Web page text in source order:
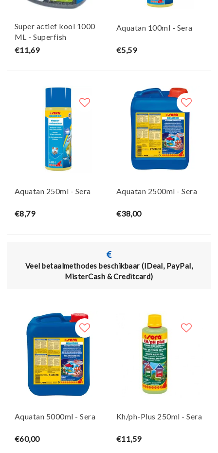
Super actief kool 1000
ML - Superfish
€11,69
Aquatan 100ml - Sera
€5,59
Aquatan 250ml - Sera
€8,79
Aquatan 2500ml - Sera
€38,00
betaalmethodes beschikbaar (IDeal, PayPal,
MisterCash & Creditcard)
Actie:
Aquatan 5000ml - Sera
€60,00
Kh/ph-Plus 250ml - Sera
€11,59